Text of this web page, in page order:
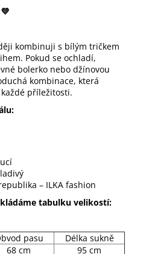
kombinuji s bílým tričkem
Pokud se ochladí,
bolerko nebo džínovou
kombinace, která
příležitosti.
– ILKA fashion
tabulku velikostí:
pasu
Délka sukně
68 cm
95 cm